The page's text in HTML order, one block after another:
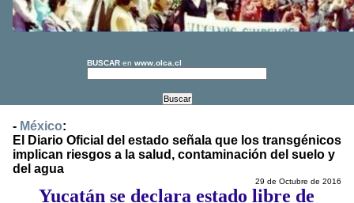
BUSCAR en www.olca.cl
- México:
El Diario Oficial del estado señala que los transgénicos
implican riesgos a la salud, contaminación del suelo y
del agua
29 de Octubre de 2016
Yucatán se declara estado libre de